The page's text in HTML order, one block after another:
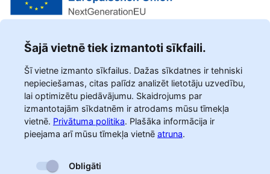
Šajā vietnē tiek izmantoti sīkfaili.
Šī vietne izmanto sīkfailus. Dažas sīkdatnes ir tehniski
nepieciešamas, citas palīdz analizēt lietotāju uzvedību,
lai optimizētu piedāvājumu. Skaidrojums par
izmantotajām sīkdatnēm ir atrodams mūsu tīmekļa
vietnē. Privātuma politika. Plašāka informācija ir
pieejama arī mūsu tīmekļa vietnē atruna.
Obligāti